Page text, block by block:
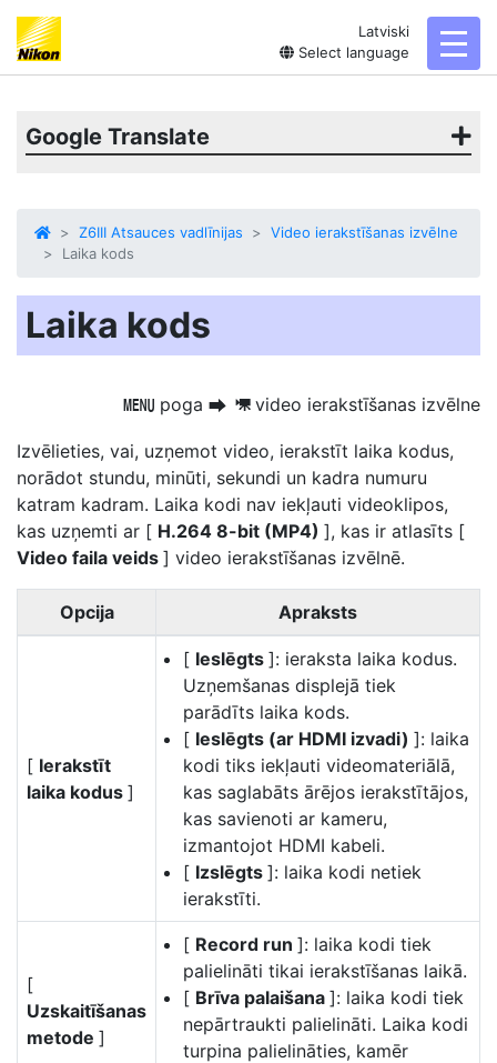
Latviski
Select language
Google Translate
Z6III Atsauces vadlīnijas
Video ierakstīšanas izvēlne
Laika kods
Laika kods
G poga U 1 video ierakstīšanas izvēlne
Izvēlieties, vai, uzņemot video, ierakstīt laika kodus,
norādot stundu, minūti, sekundi un kadra numuru
katram kadram. Laika kodi nav iekļauti videoklipos,
kas uzņemti ar [ H.264 8-bit (MP4) ], kas ir atlasīts [
Video faila veids ] video ierakstīšanas izvēlnē.
Opcija Apraksts
[ Ierakstīt
laika kodus ]
[ Ieslēgts ]: ieraksta laika kodus.
Uzņemšanas displejā tiek
parādīts laika kods.
[ Ieslēgts (ar HDMI izvadi) ]: laika
kodi tiks iekļauti videomateriālā,
kas saglabāts ārējos ierakstītājos,
kas savienoti ar kameru,
izmantojot HDMI kabeli.
[ Izslēgts ]: laika kodi netiek
ierakstīti.
[
Uzskaitīšanas
metode ]
[ Record run ]: laika kodi tiek
palielināti tikai ierakstīšanas laikā.
[ Brīva palaišana ]: laika kodi tiek
nepārtraukti palielināti. Laika kodi
turpina palielināties, kamēr